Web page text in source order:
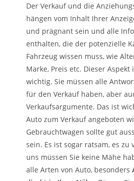
Der Verkauf und die
hängen vom Inhalt Ihrer
und prägnant sein und alle
enthalten, die der potenzielle
Fahrzeug wissen muss, wie
Marke, Preis etc. Dieser
wichtig. Sie müssen alle
für den Verkauf haben, aber
Verkaufsargumente. Das ist
Auto zum Verkauf angeboten
Gebrauchtwagen sollte gut
sein. Es ist sogar ratsam, es zu
uns müssen Sie keine Mähe
alle Arten von Auto, besonders